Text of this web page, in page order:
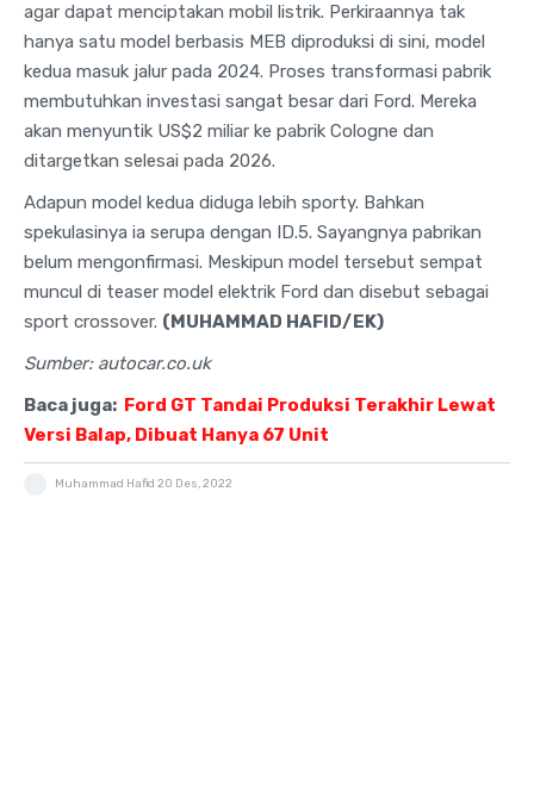
agar dapat menciptakan mobil listrik. Perkiraannya tak
hanya satu model berbasis MEB diproduksi di sini, model
kedua masuk jalur pada 2024. Proses transformasi pabrik
membutuhkan investasi sangat besar dari Ford. Mereka
akan menyuntik US$2 miliar ke pabrik Cologne dan
ditargetkan selesai pada 2026.
Adapun model kedua diduga lebih sporty. Bahkan
spekulasinya ia serupa dengan ID.5. Sayangnya pabrikan
belum mengonfirmasi. Meskipun model tersebut sempat
muncul di teaser model elektrik Ford dan disebut sebagai
sport crossover. (MUHAMMAD HAFID/EK)
Sumber: autocar.co.uk
Baca juga: Ford GT Tandai Produksi Terakhir Lewat
Versi Balap, Dibuat Hanya 67 Unit
Muhammad Hafid 20 Des, 2022